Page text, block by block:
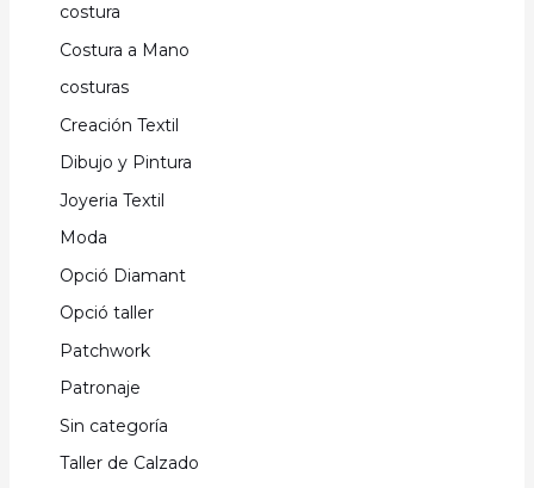
costura
Costura a Mano
costuras
Creación Textil
Dibujo y Pintura
Joyeria Textil
Moda
Opció Diamant
Opció taller
Patchwork
Patronaje
Sin categoría
Taller de Calzado